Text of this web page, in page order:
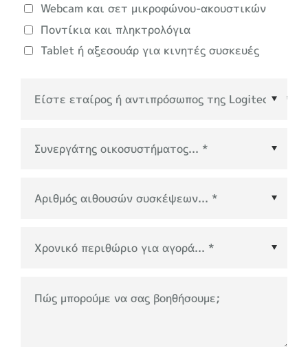
Webcam και σετ μικροφώνου-ακουστικών
Ποντίκια και πληκτρολόγια
Tablet ή αξεσουάρ για κινητές συσκευές
Συνεργάτης οικοσυστήματος
Πώς μπορούμε να σας βοηθήσουμε;